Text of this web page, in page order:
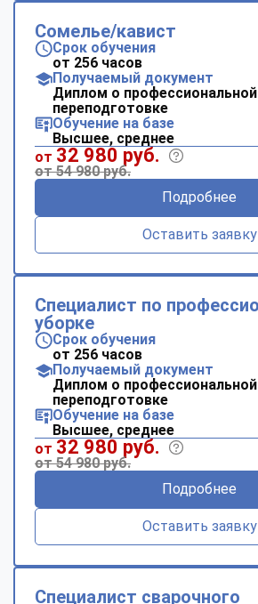
Сомелье/кавист
Срок обучения
от 256 часов
Получаемый документ
Диплом о профессиональной
переподготовке
Обучение на базе
Высшее, среднее
от 32 980 руб.
от 54 980 руб.
Подробнее
Оставить заявку
Специалист по
уборке
Срок обучения
от 256 часов
Получаемый документ
Диплом о профессиональной
переподготовке
Обучение на базе
Высшее, среднее
от 32 980 руб.
от 54 980 руб.
Подробнее
Оставить заявку
Специалист сварочного